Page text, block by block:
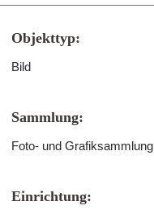
Objekttyp:
Bild
Sammlung:
Foto- und Grafiksammlung
Einrichtung: